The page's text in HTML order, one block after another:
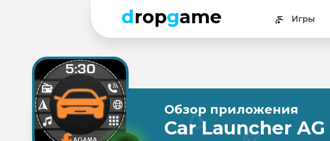
dropgame Игры
Обзор приложения
​Car Launcher AG